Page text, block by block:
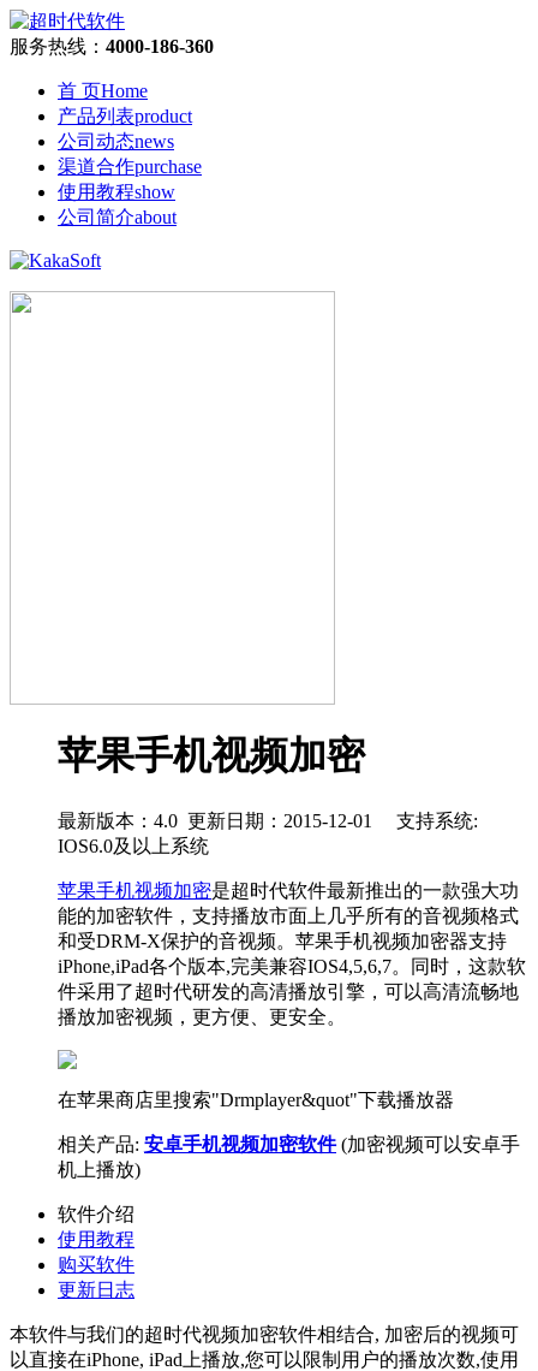
服务热线： 4000-186-360
首 页Home
产品列表product
公司动态news
渠道合作purchase
使用教程show
公司简介about
苹果手机视频加密
最新版本：4.0 更新日期：2015-12-01 支持系统:
IOS6.0及以上系统
苹果手机视频加密是超时代软件最新推出的一款强大功
能的加密软件，支持播放市面上几乎所有的音视频格式
和受DRM-X保护的音视频。苹果手机视频加密器支持
iPhone,iPad各个版本,完美兼容IOS4,5,6,7。同时，这款软
件采用了超时代研发的高清播放引擎，可以高清流畅地
播放加密视频，更方便、更安全。
在苹果商店里搜索"Drmplayer&quot"下载播放器
相关产品: 安卓手机视频加密软件(加密视频可以安卓手
机上播放)
软件介绍
使用教程
购买软件
更新日志
本软件与我们的超时代视频加密软件相结合, 加密后的视频可
以直接在iPhone, iPad上播放,您可以限制用户的播放次数,使用